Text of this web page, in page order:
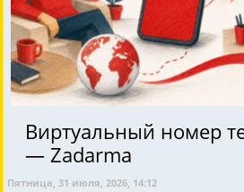
Виртуальный номер
— Zadarma
Пятница, 31 июля, 2026, 14:12